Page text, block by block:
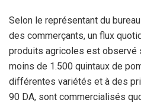
Selon le représentant du
des commerçants, un flux
produits agricoles est observé
moins de 1.500 quintaux de
différentes variétés et à des
90 DA, sont commercialisés